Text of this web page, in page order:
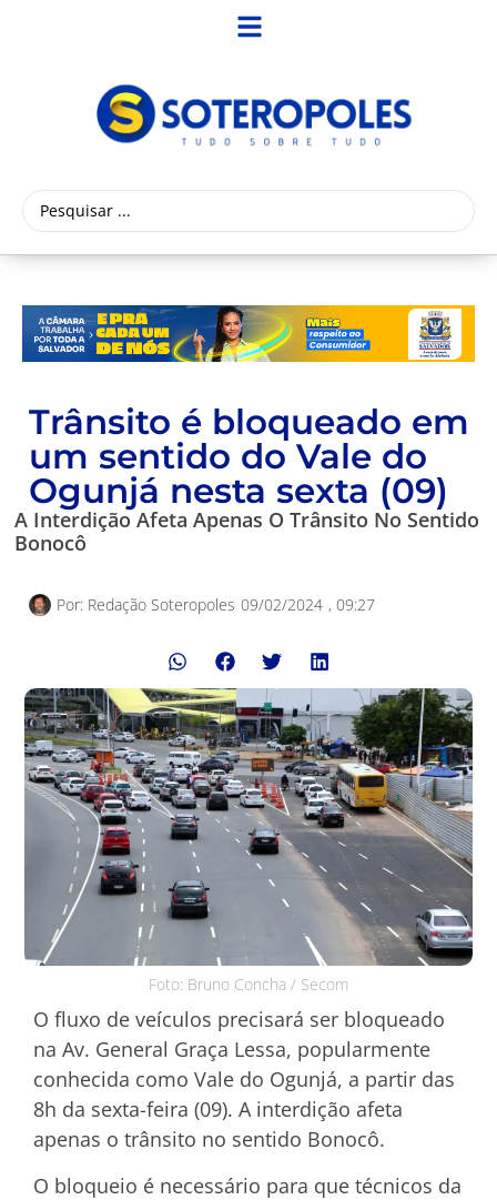
Trânsito é bloqueado em
um sentido do Vale do
Ogunjá nesta sexta (09)
A Interdição Afeta Apenas O Trânsito No Sentido
Bonocô
Por: Redação Soteropoles 09/02/2024 , 09:27
Foto: Bruno Concha / Secom
O fluxo de veículos precisará ser bloqueado
na Av. General Graça Lessa, popularmente
conhecida como Vale do Ogunjá, a partir das
8h da sexta-feira (09). A interdição afeta
apenas o trânsito no sentido Bonocô.
O bloqueio é necessário para que técnicos da